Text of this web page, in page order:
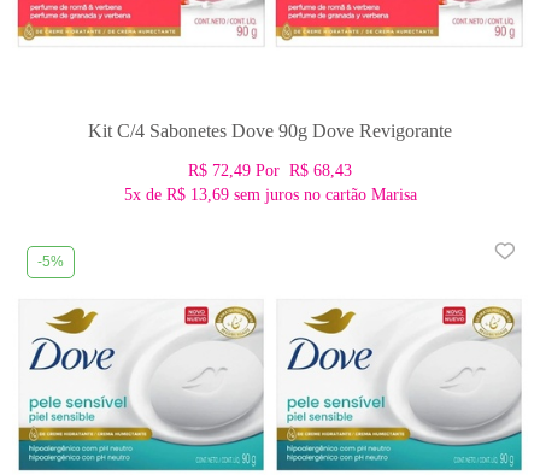
Kit C/4 Sabonetes Dove 90g Dove Revigorante
R$ 72,49 Por R$ 68,43
5xde R$ 13,69sem juros no cartão Marisa
-5%